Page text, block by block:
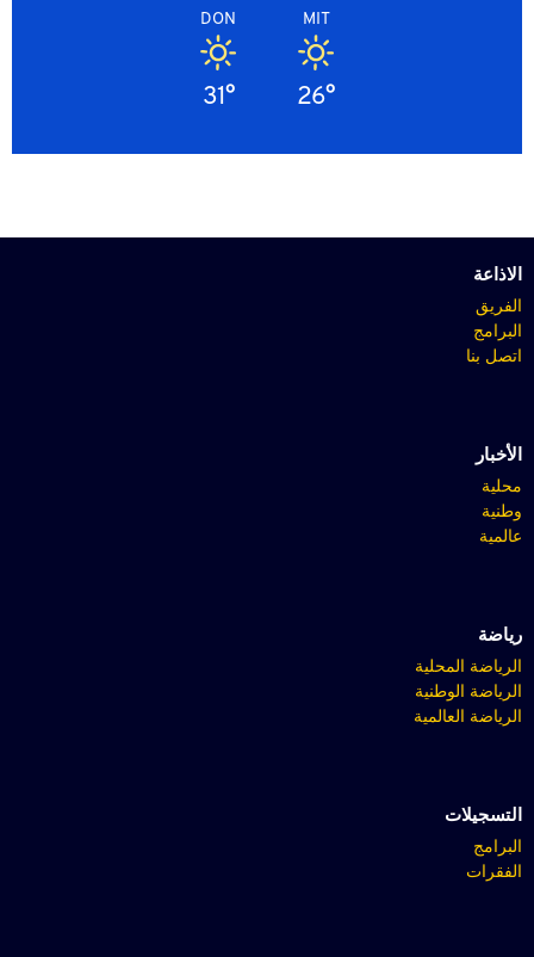
MIT
26°
DON
31°
الاذاعة
الفريق
البرامج
اتصل بنا
الأخبار
محلية
وطنية
عالمية
رياضة
الرياضة المحلية
الرياضة الوطنية
الرياضة العالمية
التسجيلات
البرامج
الفقرات